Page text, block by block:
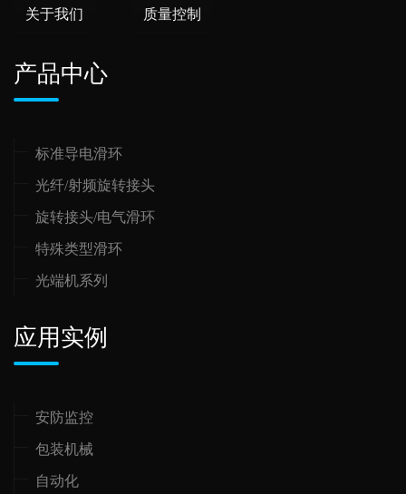
关于我们 质量控制
产品中心
标准导电滑环
光纤/射频旋转接头
旋转接头/电气滑环
特殊类型滑环
光端机系列
应用实例
安防监控
包装机械
自动化